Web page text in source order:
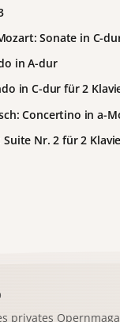
Sonate in C-
in A-dur
in C-dur für 2
Concertino in a-
Suite Nr. 2 für 2
privates